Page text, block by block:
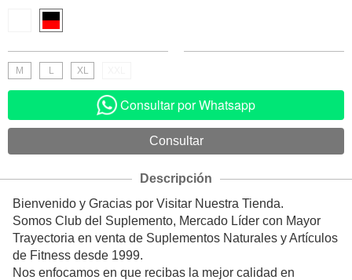
M L XL
Consultar por Whatsapp
Descripción
Bienvenido y Gracias por Visitar Nuestra Tienda.
Somos Club del Suplemento, Mercado Líder con Mayor
Trayectoria en venta de Suplementos Naturales y Artículos
de Fitness desde 1999.
Nos enfocamos en que recibas la mejor calidad en